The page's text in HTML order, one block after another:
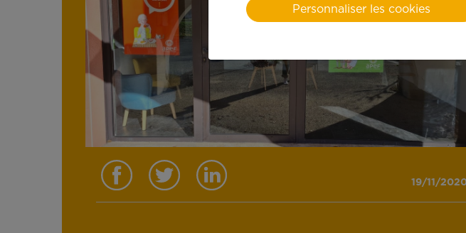
19/11/
Personnaliser les cookies